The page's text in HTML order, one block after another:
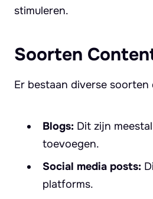
stimuleren.
Soorten
Er bestaan diverse
Blogs: Dit zijn
toevoegen.
Social media posts:
platforms.